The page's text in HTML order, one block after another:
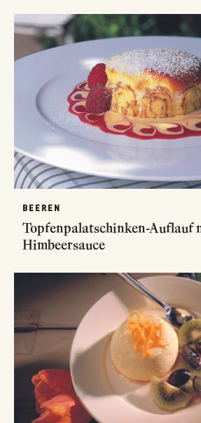
BEEREN
Topfenpalatschinken-Auflauf
Himbeersauce